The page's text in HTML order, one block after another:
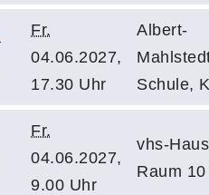
Fr.
04.06.2027,
17.30 Uhr
Albert-
Schule,
Fr.
04.06.2027,
9.00 Uhr
vhs-
Raum 10